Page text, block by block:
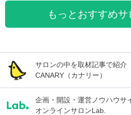
もっとおすすめサ
サロンの中を取材記事で紹介
CANARY（カナリー）
企画・開設・運営ノウハウサ
オンラインサロンLab.